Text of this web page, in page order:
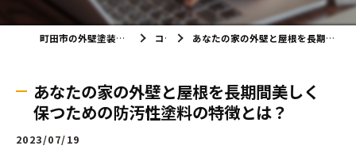
町田市の外壁塗装ならなないろ住工房株式会社 コラム あなたの家の外壁と屋根を長期間美しく保つための防汚性塗料の特徴とは？
あなたの家の外壁と屋根を長期間美しく
保つための防汚性塗料の特徴とは？
2023/07/19